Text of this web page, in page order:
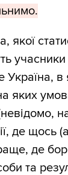
якої
Україна, в
яких
де щось
де
та